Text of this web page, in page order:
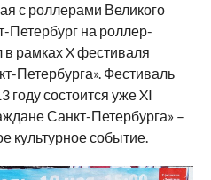
с роллерами Великого
Петербург на роллер-
в рамках X фестиваля
Петербурга». Фестиваль
году состоится уже XI
Санкт-Петербурга» –
культурное событие.